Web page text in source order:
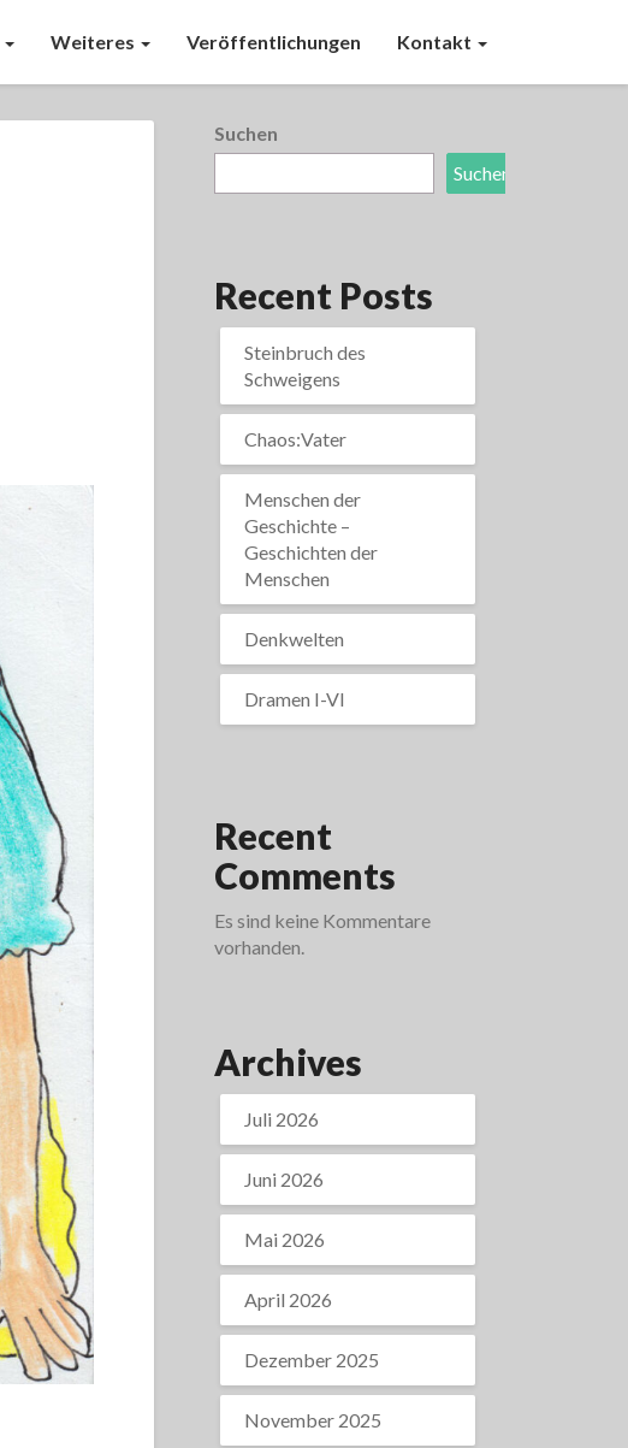
Weiteres Veröffentlichungen Kontakt
Suchen
Suchen
Recent Posts
Steinbruch des
Schweigens
Chaos:Vater
Menschen der
Geschichte –
Geschichten der
Menschen
Denkwelten
Dramen I-VI
Recent
Comments
Es sind keine Kommentare
vorhanden.
Archives
Juli 2026
Juni 2026
Mai 2026
April 2026
Dezember 2025
November 2025